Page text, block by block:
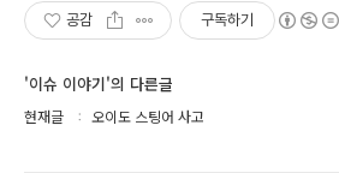
공감 구독하기
'이슈 이야기'의 다른글
현재글 오이도 스팅어 사고